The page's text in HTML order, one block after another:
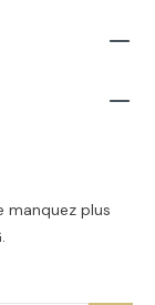
manquez plus